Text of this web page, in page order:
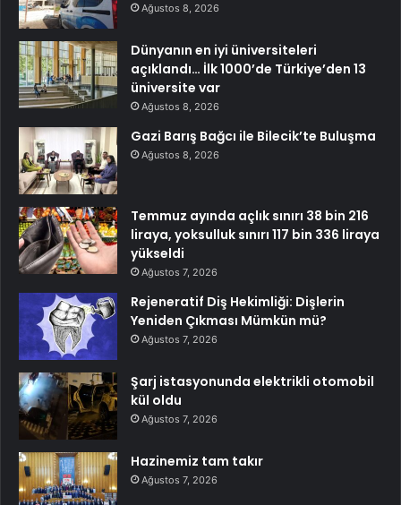
Ağustos 8, 2026
Dünyanın en iyi üniversiteleri
açıklandı… İlk 1000’de Türkiye’den 13
üniversite var
Ağustos 8, 2026
Gazi Barış Bağcı ile Bilecik’te Buluşma
Ağustos 8, 2026
Temmuz ayında açlık sınırı 38 bin 216
liraya, yoksulluk sınırı 117 bin 336 liraya
yükseldi
Ağustos 7, 2026
Rejeneratif Diş Hekimliği: Dişlerin
Yeniden Çıkması Mümkün mü?
Ağustos 7, 2026
Şarj istasyonunda elektrikli otomobil
kül oldu
Ağustos 7, 2026
Hazinemiz tam takır
Ağustos 7, 2026